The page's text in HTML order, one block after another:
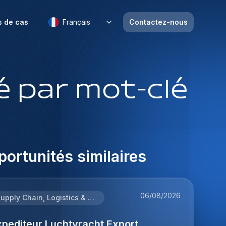
de cas Français Contactez-nous
par mot-clé
similaires
Supply Chain, Logistics & Procurement 06/08/2026